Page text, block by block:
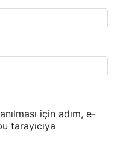
için adım, e-
tarayıcıya